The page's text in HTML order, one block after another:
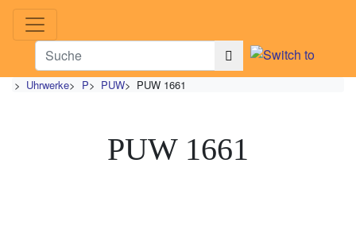
> Uhrwerke> P> PUW> PUW 1661
PUW 1661